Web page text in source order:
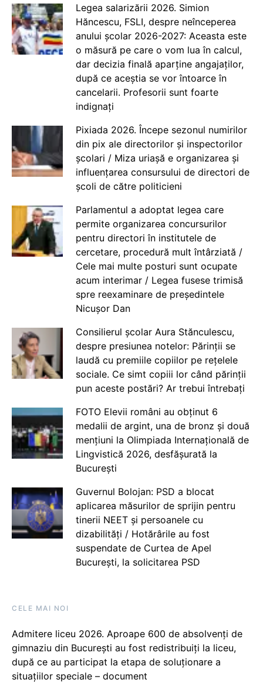
Legea salarizării 2026. Simion
Hăncescu, FSLI, despre neînceperea
anului școlar 2026-2027: Aceasta este
o măsură pe care o vom lua în calcul,
dar decizia finală aparține angajaților,
după ce aceștia se vor întoarce în
cancelarii. Profesorii sunt foarte
indignați
Pixiada 2026. Începe sezonul numirilor
din pix ale directorilor și inspectorilor
școlari / Miza uriașă e organizarea și
influențarea consursului de directori de
școli de către politicieni
Parlamentul a adoptat legea care
permite organizarea concursurilor
pentru directori în institutele de
cercetare, procedură mult întârziată /
Cele mai multe posturi sunt ocupate
acum interimar / Legea fusese trimisă
spre reexaminare de președintele
Nicușor Dan
Consilierul școlar Aura Stănculescu,
despre presiunea notelor: Părinții se
laudă cu premiile copiilor pe rețelele
sociale. Ce simt copiii lor când părinții
pun aceste postări? Ar trebui întrebați
FOTO Elevii români au obținut 6
medalii de argint, una de bronz și două
mențiuni la Olimpiada Internațională de
Lingvistică 2026, desfășurată la
București
Guvernul Bolojan: PSD a blocat
aplicarea măsurilor de sprijin pentru
tinerii NEET și persoanele cu
dizabilități / Hotărârile au fost
suspendate de Curtea de Apel
București, la solicitarea PSD
CELE MAI NOI
Admitere liceu 2026. Aproape 600 de absolvenți de
gimnaziu din București au fost redistribuiți la liceu,
după ce au participat la etapa de soluționare a
situațiilor speciale – document